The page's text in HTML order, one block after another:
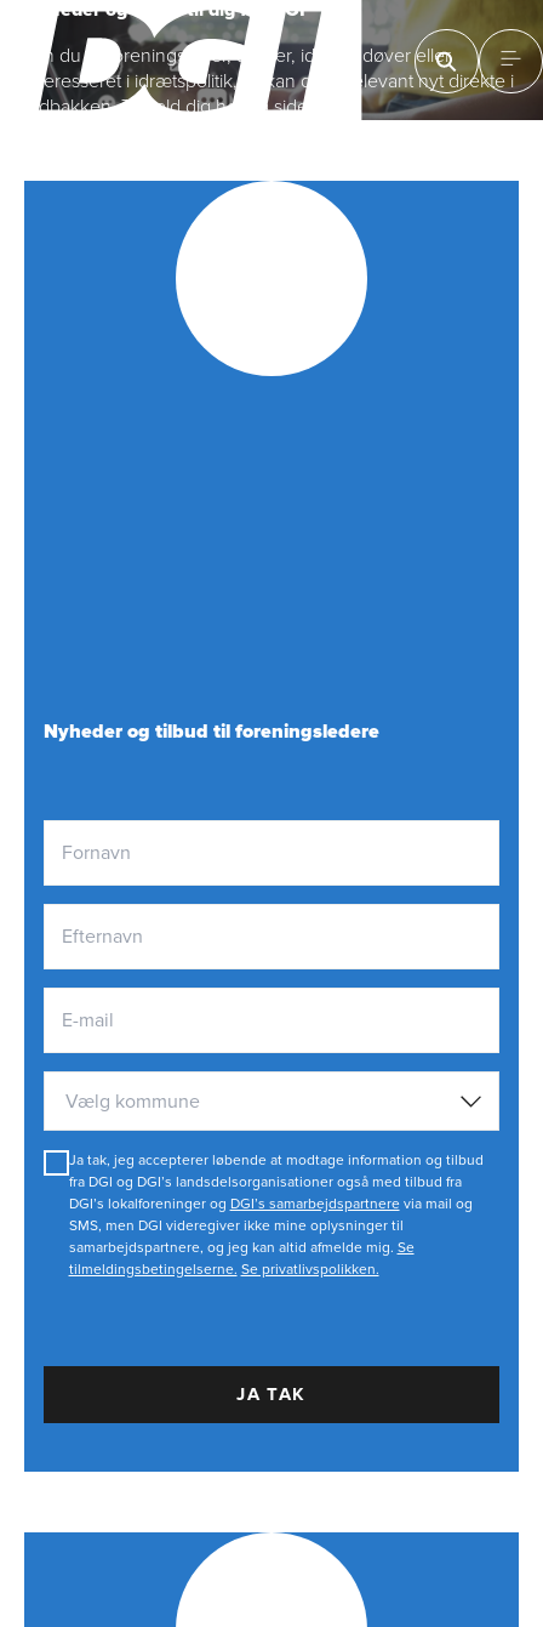
Nyheder og tilbud til dig fra DGI
Om du er foreningsleder, træner, idrætsudøver eller
interesseret i idrætspolitik, så kan du få relevant nyt direkte i
indbakken. Tilmeld dig her på siden
Nyheder og tilbud til foreningsledere
Vælg kommune
Ja tak, jeg accepterer løbende at modtage information og tilbud
fra DGI og DGI’s landsdelsorganisationer også med tilbud fra
DGI’s lokalforeninger og DGI’s samarbejdspartnerevia mail og
SMS, men DGI videregiver ikke mine oplysninger til
samarbejdspartnere, og jeg kan altid afmelde mig. Se
tilmeldingsbetingelserne. Se privatlivspolikken.
JA TAK